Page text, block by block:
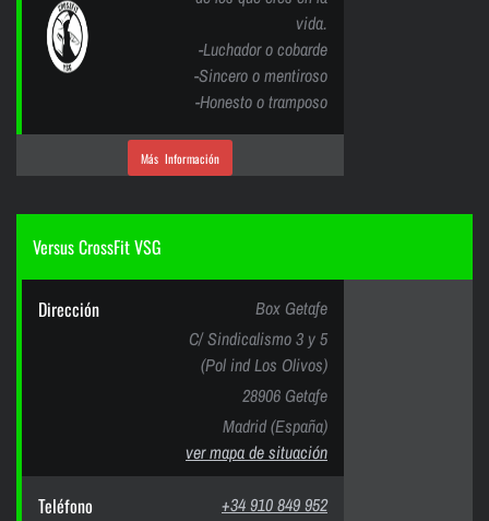
vida.
-Luchador o cobarde
-Sincero o mentiroso
-Honesto o tramposo
Más Información
Versus CrossFit VSG
Dirección
Box Getafe
C/ Sindicalismo 3 y 5
(Pol ind Los Olivos)
28906 Getafe
Madrid (España)
ver mapa de situación
Teléfono +34 910 849 952